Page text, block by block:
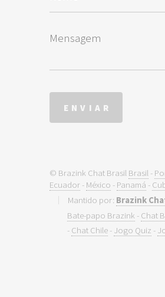
© Brazink Chat Brasil Brasil-
Ecuador- México - Panamá -
Mantido por: Brazink
Bate-papo Brazink - Chat
- Chat Chile- Jogo Quiz -